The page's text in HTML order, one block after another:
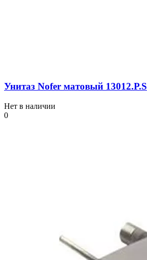
Унитаз Nofer матовый 13012.P.S
Нет в наличии
0